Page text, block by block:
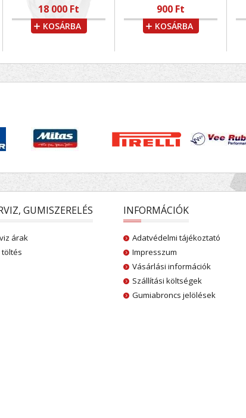
18 000 Ft
KOSÁRBA
900 Ft
KOSÁRBA
GUMISZERELÉS
árak
töltés
INFORMÁCIÓK
Adatvédelmi tájékoztató
Impresszum
Vásárlási információk
Szállítási költségek
Gumiabroncs jelölések